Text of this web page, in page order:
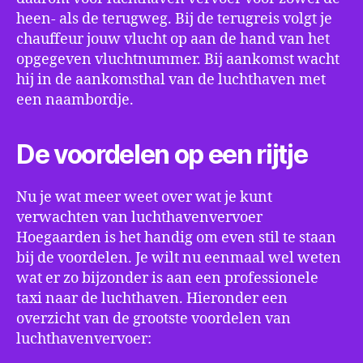
heen- als de terugweg. Bij de terugreis volgt je
chauffeur jouw vlucht op aan de hand van het
opgegeven vluchtnummer. Bij aankomst wacht
hij in de aankomsthal van de luchthaven met
een naambordje.
De voordelen op een rijtje
Nu je wat meer weet over wat je kunt
verwachten van luchthavenvervoer
Hoegaarden is het handig om even stil te staan
bij de voordelen. Je wilt nu eenmaal wel weten
wat er zo bijzonder is aan een professionele
taxi naar de luchthaven. Hieronder een
overzicht van de grootste voordelen van
luchthavenvervoer: